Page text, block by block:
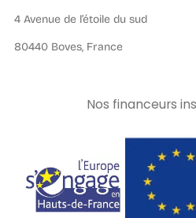
4 Avenue de l’étoile du sud
80440 Boves, France
Nos financeurs